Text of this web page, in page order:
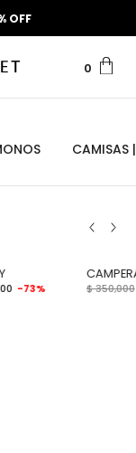
OFF
0
CAMISAS
-73% $ 350,000